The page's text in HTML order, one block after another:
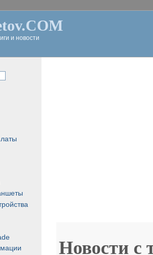
и новости
Новости с